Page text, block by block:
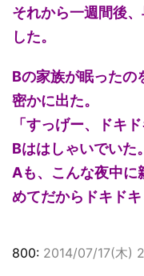
それから一週間後
した。
Bの家族が眠ったの
密かに出た。
「すっげー、ドキド
Bははしゃいでいた。
Aも、こんな夜中に
めてだからドキドキ
800: 2014/07/17(木)